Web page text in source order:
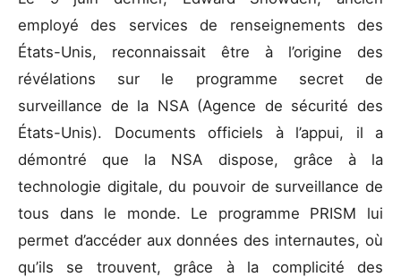
employé des services de renseignements des
États-Unis, reconnaissait être à l’origine des
révélations sur le programme secret de
surveillance de la NSA (Agence de sécurité des
États-Unis). Documents officiels à l’appui, il a
démontré que la NSA dispose, grâce à la
technologie digitale, du pouvoir de surveillance de
tous dans le monde. Le programme PRISM lui
permet d’accéder aux données des internautes, où
qu’ils se trouvent, grâce à la complicité des